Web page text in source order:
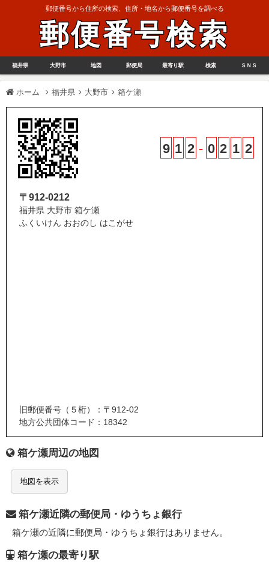
郵便番号から住所の検索、住所・地名から郵便番号を調べる
郵便番号検索
福井県 大野市 地図 郵便局 最寄り駅 検索 ＳＮＳ
ホーム 福井県 大野市 箱ケ瀬
9 1 2 - 0 2 1 2
〒912-0212
福井県 大野市 箱ケ瀬
ふくいけん おおのし はこがせ
旧郵便番号（５桁）：〒912-02
地方公共団体コード：18342
箱ケ瀬周辺の地図
地図を表示
箱ケ瀬近隣の郵便局・ゆうちょ銀行
箱ケ瀬の近隣に郵便局・ゆうちょ銀行はありません。
箱ケ瀬の最寄り駅